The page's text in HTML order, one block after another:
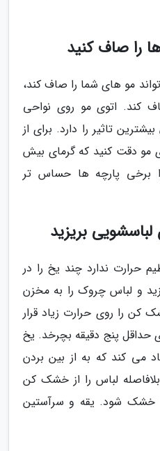
مو های شما را صاف کند،
کند. اتوی مو روی نواحی
تاثیر را دارد. برای از
مو دقت کنید که گرمای بیش
برخی پارچه ها حساس تر
حرارت ندارد چند یخ را در
و لباس چروک را به مخزن
کن را روی حرارت زیاد قرار
حداقل پنج دقیقه بچرخد. یخ
می کند که به از بین بردن
لباس را از خشک کن
خشک شود. یقه و سرآستین